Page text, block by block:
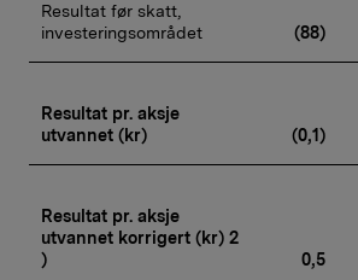
Resultat før skatt,
investeringsområdet
(88)
Resultat pr. aksje
utvannet (kr)
(0,1)
Resultat pr. aksje
utvannet korrigert (kr) 2
)
0,5